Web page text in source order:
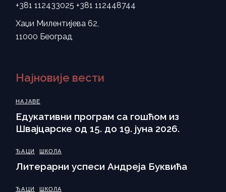
+381 112433025 +381 112448744
Хаџи Милентијева 62,
11000 Београд
Најновије вести
НАЈАВЕ
Eдукативни програм са гошћом из
Швајцарске од 15. до 19. јуна 2026.
ЂАЦИ ШКОЛА
Литерарни успеси Андреја Буквића
ЂАЦИ ШКОЛА